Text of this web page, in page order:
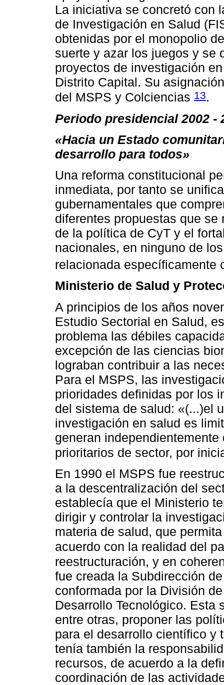
La iniciativa se concretó con
de Investigación en Salud
obtenidas por el monopolio
suerte y azar los juegos y se
proyectos de investigación
Distrito Capital. Su
del MSPS y Colciencias 13.
Periodo presidencial 2002 -
«Hacia un Estado
desarrollo para todos»
Una reforma constitucional
inmediata, por tanto se
gubernamentales que
diferentes propuestas que
de la política de CyT y el
nacionales, en ninguno de
relacionada
Ministerio de Salud y
A principios de los años
Estudio Sectorial en Salud,
problema las débiles
excepción de las ciencias
lograban contribuir a las
Para el MSPS, las
prioridades definidas por los
del sistema de salud: «(...)el
investigación en salud es
generan
prioritarios de sector, por
En 1990 el MSPS fue
a la descentralización del
establecía que el Ministerio
dirigir y controlar la
materia de salud, que
acuerdo con la realidad del
reestructuración, y en
fue creada la Subdirección
conformada por la División
Desarrollo Tecnológico. Esta
entre otras, proponer las
para el desarrollo científico y
tenía también la
recursos, de acuerdo a la
coordinación de las